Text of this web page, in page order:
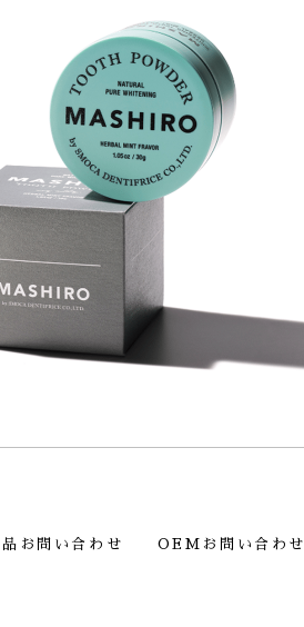
お問い合わせ OEMお問い合わせ